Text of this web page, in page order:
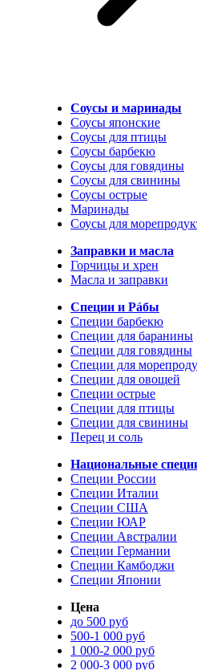
Соусы и маринады
Соусы японские
Соусы для птицы
Соусы барбекю
Соусы для говядины
Соусы для свинины
Соусы острые
Маринады
Соусы для
Заправки и масла
Горчицы и хрен
Масла и заправки
Специи и Рáбы
Специи барбекю
Специи для баранины
Специи для говядины
Специи для
Специи для овощей
Специи острые
Специи для птицы
Специи для свинины
Перец и соль
Национальные
Специи России
Специи Италии
Специи США
Специи ЮАР
Специи Австралии
Специи Германии
Специи Камбоджи
Специи Японии
Цена
до 500 руб
500-1 000 руб
1 000-2 000 руб
2 000-3 000 руб